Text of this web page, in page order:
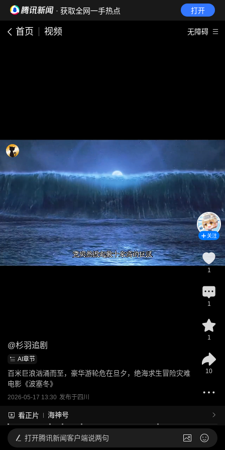
· 获取全网一手热点 打开
首页 视频 无障碍
@杉羽追剧
AI章节
百米巨浪汹涌而至，豪华游轮危在旦夕，绝海求生冒险灾难
电影《波塞冬》
2026-05-17 13:30 发布于四川
看正片 海神号
关注
1
1
1
10
打开腾讯新闻客户端说两句